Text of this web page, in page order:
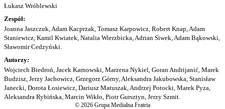
Łukasz Wróblewski
Zespół:
Joanna Jaszczuk, Adam Kacprzak, Tomasz Karpowicz, Robert Knap, Adam
Staniewicz, Kamil Kwiatek, Natalia Wierzbicka, Adrian Siwek, Adam Bąkowski,
Sławomir Cedzyński.
Autorzy:
Wojciech Biedroń, Jacek Karnowski, Marzena Nykiel, Goran Andrijanić, Marek
Budzisz, Jerzy Jachowicz, Grzegorz Górny, Aleksandra Jakubowska, Stanisław
Janecki, Dorota Łosiewicz, Dariusz Matuszak, Andrzej Potocki, Marek Pyza,
Aleksandra Rybińska, Marcin Wikło, Piotr Gursztyn, Jerzy Szmit.
© 2026 Grupa Medialna Fratria